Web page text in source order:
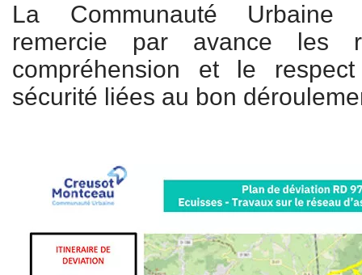
La Communauté Urbaine
remercie par avance les
compréhension et le
sécurité liées au bon